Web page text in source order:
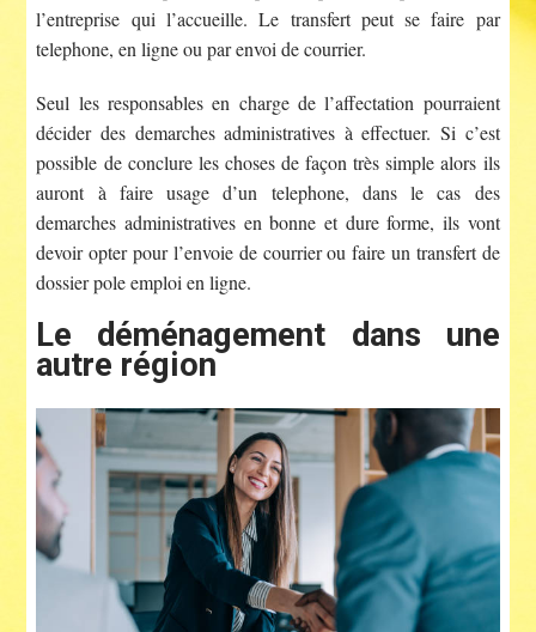
l’entreprise qui l’accueille. Le transfert peut se faire par
telephone, en ligne ou par envoi de courrier.
Seul les responsables en charge de l’affectation pourraient
décider des demarches administratives à effectuer. Si c’est
possible de conclure les choses de façon très simple alors ils
auront à faire usage d’un telephone, dans le cas des
demarches administratives en bonne et dure forme, ils vont
devoir opter pour l’envoie de courrier ou faire un transfert de
dossier pole emploi en ligne.
Le déménagement dans une
autre région